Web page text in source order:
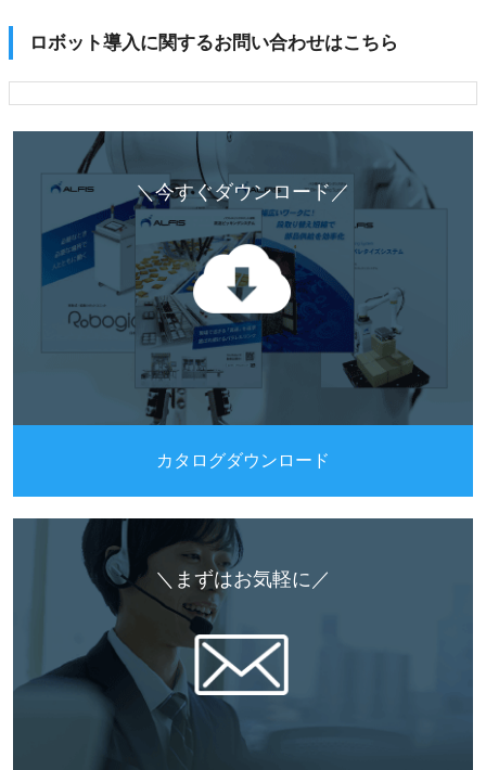
ロボット導入に関するお問い合わせはこちら
＼今すぐダウンロード／
カタログダウンロード
＼まずはお気軽に／